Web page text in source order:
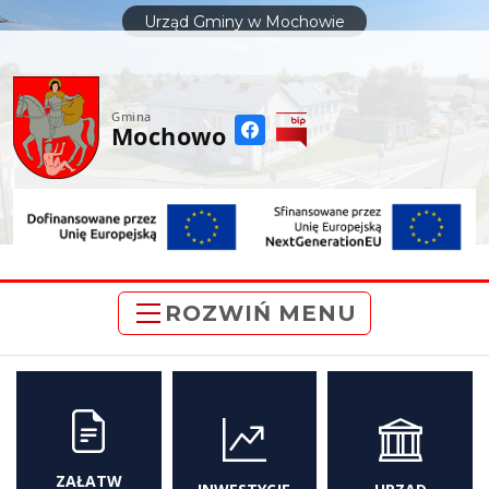
treści
Urząd Gminy w Mochowie
Gmina
Mochowo
ROZWIŃ MENU
ZAŁATW